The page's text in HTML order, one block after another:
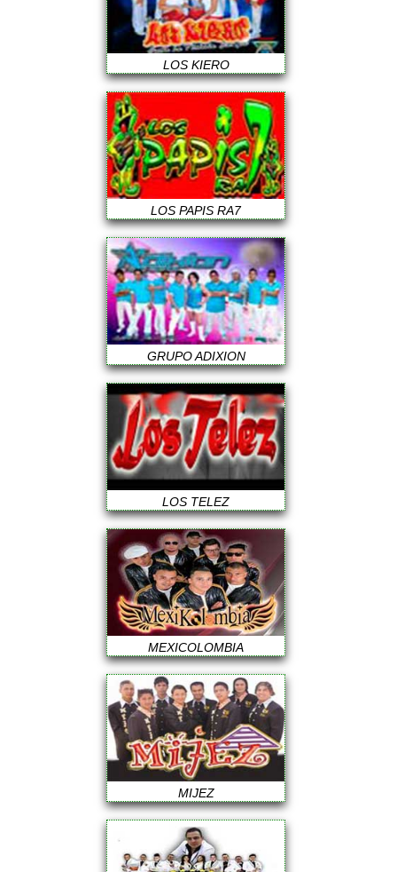
LOS KIERO
LOS PAPIS RA7
GRUPO ADIXION
LOS TELEZ
MEXICOLOMBIA
MIJEZ